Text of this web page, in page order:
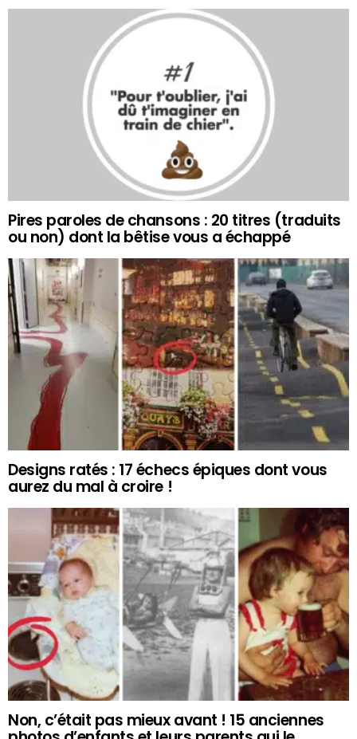
Pires paroles de chansons : 20 titres (traduits
ou non) dont la bêtise vous a échappé
Designs ratés : 17 échecs épiques dont vous
aurez du mal à croire !
Non, c’était pas mieux avant ! 15 anciennes